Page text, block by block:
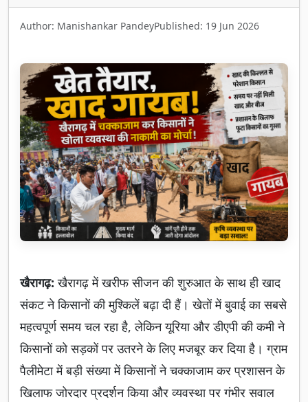
Author: Manishankar PandeyPublished: 19 Jun 2026
खैरागढ़: खैरागढ़ में खरीफ सीजन की शुरुआत के साथ ही खाद
संकट ने किसानों की मुश्किलें बढ़ा दी हैं। खेतों में बुवाई का सबसे
महत्वपूर्ण समय चल रहा है, लेकिन यूरिया और डीएपी की कमी ने
किसानों को सड़कों पर उतरने के लिए मजबूर कर दिया है। ग्राम
पैलीमेटा में बड़ी संख्या में किसानों ने चक्काजाम कर प्रशासन के
खिलाफ जोरदार प्रदर्शन किया और व्यवस्था पर गंभीर सवाल